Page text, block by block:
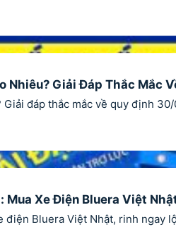
Nhiêu? Giải Đáp Thắc Mắc
đáp thắc mắc về quy định
Mua Xe Điện Bluera Việt
điện Bluera Việt Nhật, rinh